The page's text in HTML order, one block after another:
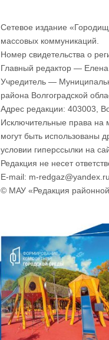
Сетевое издание
массовых коммуникаций.
Номер свидетельства о
Главный редактор — Елена
Учредитель —
района Волгоградской
Адрес редакции: 403003,
Исключительные права на
могут быть использованы
условии гиперссылки на
Редакция не несет
E-mail: m-
© МАУ «Редакция районной